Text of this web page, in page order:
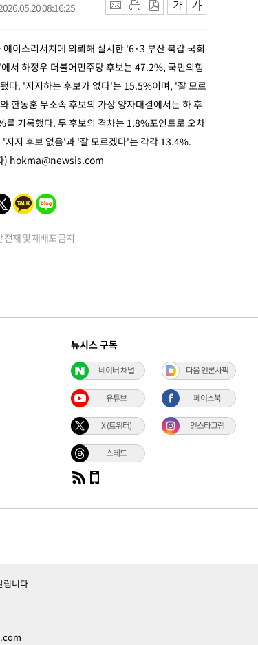
08:16:25
이스리서치에 의뢰해 실시한 '6·3 부산 북갑 국회
서 하정우 더불어민주당 후보는 47.2%, 국민의힘
다. '지지하는 후보가 없다'는 15.5%이며, '잘 모르
한동훈 무소속 후보의 가상 양자대결에서는 하 후
기록했다. 두 후보의 격차는 1.8%포인트로 오차
지 후보 없음'과 '잘 모르겠다'는 각각 13.4%.
) hokma@newsis.com
재 및 재배포 금지
뉴시스 구독
네이버 채널 다음 언론사픽
유튜브 페이스북
X (트위터) 인스타그램
스레드
립니다